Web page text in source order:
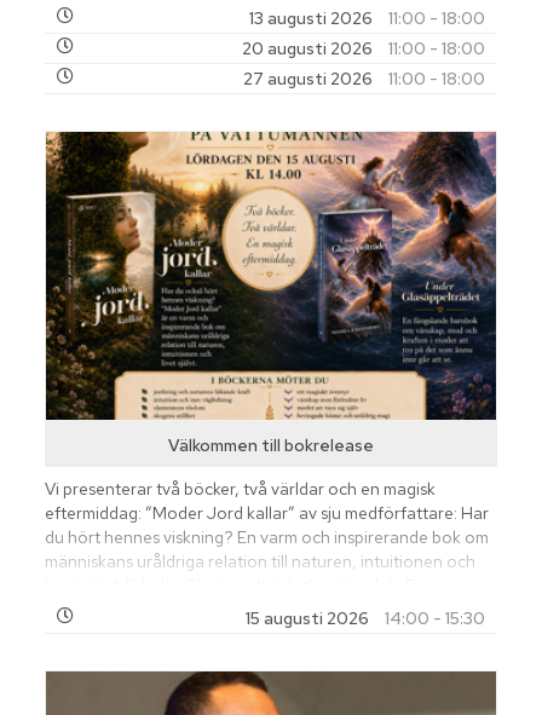
13 augusti 2026
11:00 - 18:00
20 augusti 2026
11:00 - 18:00
27 augusti 2026
11:00 - 18:00
Välkommen till bokrelease
Vi presenterar två böcker, två världar och en magisk
eftermiddag: ”Moder Jord kallar” av sju medförfattare: Har
du hört hennes viskning? En varm och inspirerande bok om
människans uråldriga relation till naturen, intuitionen och
Brännborn. En fängslande barnbok om vänskap, mod och
kraften i modet att tro på det som ännu inte går att se. Möt
inspiration och närvaro. Varmt välkommen!
15 augusti 2026 14:00 - 15:30